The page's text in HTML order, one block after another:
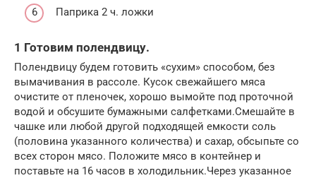
Паприка 2 ч. ложки
1 Готовим полендвицу.
Полендвицу будем готовить «сухим» способом, без
вымачивания в рассоле. Кусок свежайшего мяса
очистите от пленочек, хорошо вымойте под проточной
водой и обсушите бумажными салфетками.Смешайте в
чашке или любой другой подходящей емкости соль
(половина указанного количества) и сахар, обсыпьте со
всех сторон мясо. Положите мясо в контейнер и
поставьте на 16 часов в холодильник.Через указанное